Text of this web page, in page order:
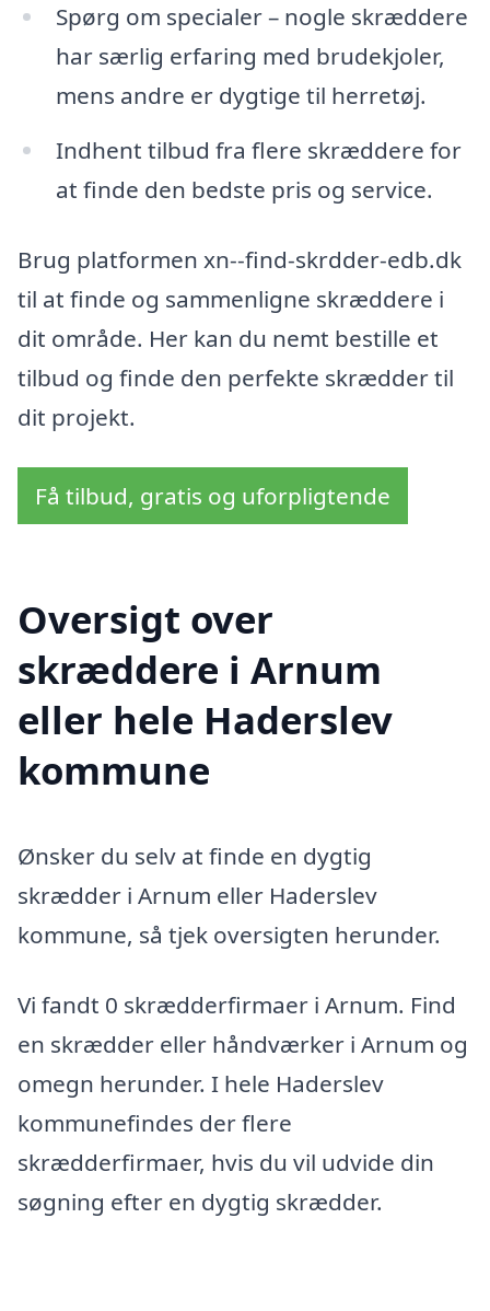
Spørg om specialer – nogle skræddere
har særlig erfaring med brudekjoler,
mens andre er dygtige til herretøj.
Indhent tilbud fra flere skræddere for
at finde den bedste pris og service.
Brug platformen xn--find-skrdder-edb.dk
til at finde og sammenligne skræddere i
dit område. Her kan du nemt bestille et
tilbud og finde den perfekte skrædder til
dit projekt.
Få tilbud, gratis og uforpligtende
Oversigt over
skræddere i Arnum
eller hele Haderslev
kommune
Ønsker du selv at finde en dygtig
skrædder i Arnum eller Haderslev
kommune, så tjek oversigten herunder.
Vi fandt 0 skrædderfirmaer i Arnum. Find
en skrædder eller håndværker i Arnum og
omegn herunder. I hele Haderslev
kommunefindes der flere
skrædderfirmaer, hvis du vil udvide din
søgning efter en dygtig skrædder.